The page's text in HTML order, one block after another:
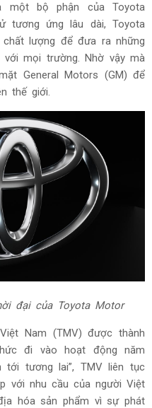
một bộ phận của Toyota
tương ứng lâu dài, Toyota
lượng để đưa ra những
mọi trường. Nhờ vậy mà
General Motors (GM) để
thế giới.
đại của Toyota Motor
Nam (TMV) được thành
đi vào hoạt động năm
tới tương lai”, TMV liên tục
với nhu cầu của người Việt
hóa sản phẩm vì sự phát